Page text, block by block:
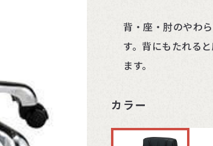
背・座・肘のやわ
す。背にもたれる
ます。
カラー